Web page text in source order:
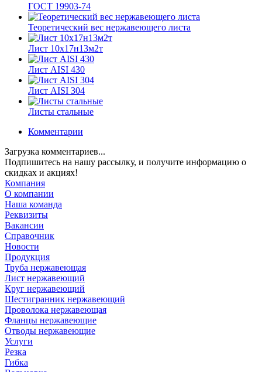
ГОСТ 19903-74
Теоретический вес нержавеющего листа
Лист 10х17н13м2т
Лист AISI 430
Лист AISI 304
Листы стальные
Комментарии
Загрузка комментариев...
Подпишитесь на нашу рассылку, и получите информацию о
скидках и акциях!
Компания
О компании
Наша команда
Реквизиты
Вакансии
Справочник
Новости
Продукция
Труба нержавеющая
Лист нержавеющий
Круг нержавеющий
Шестигранник нержавеющий
Проволока нержавеющая
Фланцы нержавеющие
Отводы нержавеющие
Услуги
Резка
Гибка